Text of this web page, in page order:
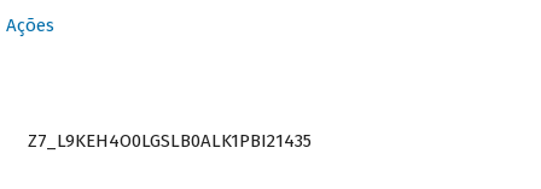
Ações
Z7_L9KEH4O0LGSLB0ALK1PBI21435